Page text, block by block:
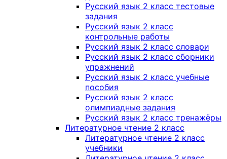
Русский язык 2 класс тестовые
задания
Русский язык 2 класс
контрольные работы
Русский язык 2 класс словари
Русский язык 2 класс сборники
упражнений
Русский язык 2 класс учебные
пособия
Русский язык 2 класс
олимпиадные задания
Русский язык 2 класс тренажёры
Литературное чтение 2 класс
Литературное чтение 2 класс
учебники